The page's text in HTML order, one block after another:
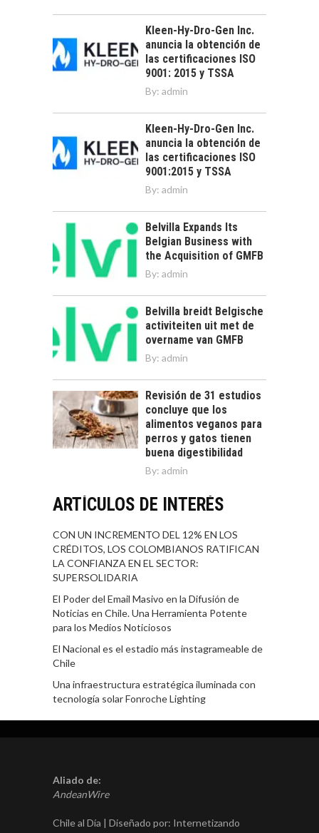
Kleen-Hy-Dro-Gen Inc.
anuncia la obtención de
las certificaciones ISO
9001: 2015 y TSSA
By: admin
Kleen-Hy-Dro-Gen Inc.
anuncia la obtención de
las certificaciones ISO
9001:2015 y TSSA
By: admin
Belvilla Expands Its
Belgian Business with
the Acquisition of GMFB
By: admin
Belvilla breidt Belgische
activiteiten uit met de
overname van GMFB
By: admin
Revisión de 31 estudios
concluye que los
alimentos veganos para
perros y gatos tienen
buena digestibilidad
By: admin
ARTÍCULOS DE INTERÉS
CON UN INCREMENTO DEL 12% EN LOS
CRÉDITOS, LOS COLOMBIANOS RATIFICAN
LA CONFIANZA EN EL SECTOR:
SUPERSOLIDARIA
El Poder del Email Masivo en la Difusión de
Noticias en Chile. Una Herramienta Potente
para los Medios Noticiosos
El Nacional es el estadio más instagrameable de
Chile
Una infraestructura estratégica iluminada con
tecnología solar Fonroche Lighting
Aliado de:
AndeanWire
Chile al Día | Diseñado por: Internetizando